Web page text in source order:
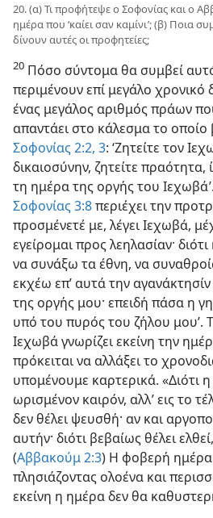
20. (α) Τι προφήτεψε ο Σοφονίας και ο
ημέρα που ‘καίει σαν καμίνι’; (β) Ποια
δίνουν αυτές οι προφητείες;
20 Πόσο σύντομα θα συμβεί
περιμένουν επί μεγάλο χρονικό
ένας μεγάλος αριθμός πράων
απαντάει στο κάλεσμα το οποίο
Σοφονίας 2:2, 3: ‘Ζητείτε τον
δικαιοσύνην, ζητείτε
τη ημέρα της οργής του
Σοφονίας 3:8περιέχει την
προσμένετέ με, λέγει Ιεχωβά,
εγείρομαι προς λεηλασίαν·
να συνάξω τα έθνη, να
εκχέω επ’ αυτά την
της οργής μου· επειδή πάσα η
υπό του πυρός του ζήλου μου’.
Ιεχωβά γνωρίζει εκείνη την
πρόκειται να αλλάξει το
υπομένουμε καρτερικά. «Διότι η
ωρισμένον καιρόν, αλλ’ εις το
δεν θέλει ψευσθή· αν και
αυτήν· διότι βεβαίως θέλει
(Αββακούμ 2:3) Η φοβερή ημέρα
πλησιάζοντας ολοένα και
εκείνη η ημέρα δεν θα